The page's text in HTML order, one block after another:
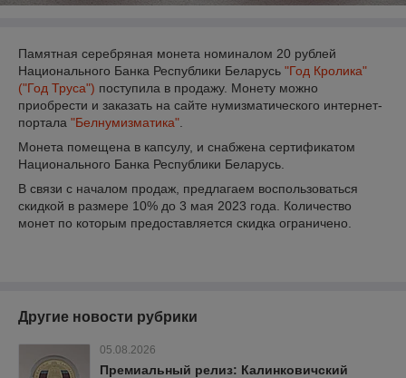
Памятная серебряная монета номиналом 20 рублей
Национального Банка Республики Беларусь "Год Кролика"
("Год Труса") поступила в продажу. Монету можно
приобрести и заказать на сайте нумизматического интернет-
портала "Белнумизматика"
Монета помещена в капсулу, и снабжена сертификатом
Национального Банка Республики Беларусь.
В связи с началом продаж, предлагаем воспользоваться
скидкой в размере 10% до 3 мая 2023 года. Количество
монет по которым предоставляется скидка ограничено.
Другие новости рубрики
05.08.2026
Премиальный релиз: Калинковичский